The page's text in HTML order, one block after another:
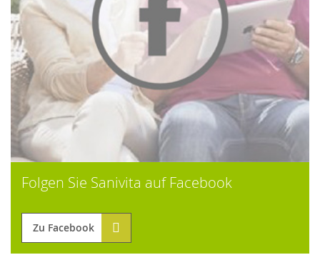
Folgen Sie Sanivita auf Facebook
Zu Facebook